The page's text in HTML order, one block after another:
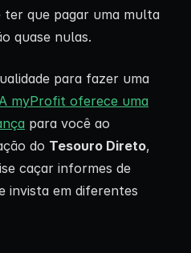
ter que pagar uma multa
quase nulas.
para fazer uma
myProfit oferece uma
para você ao
do Tesouro Direto,
caçar informes de
invista em diferentes